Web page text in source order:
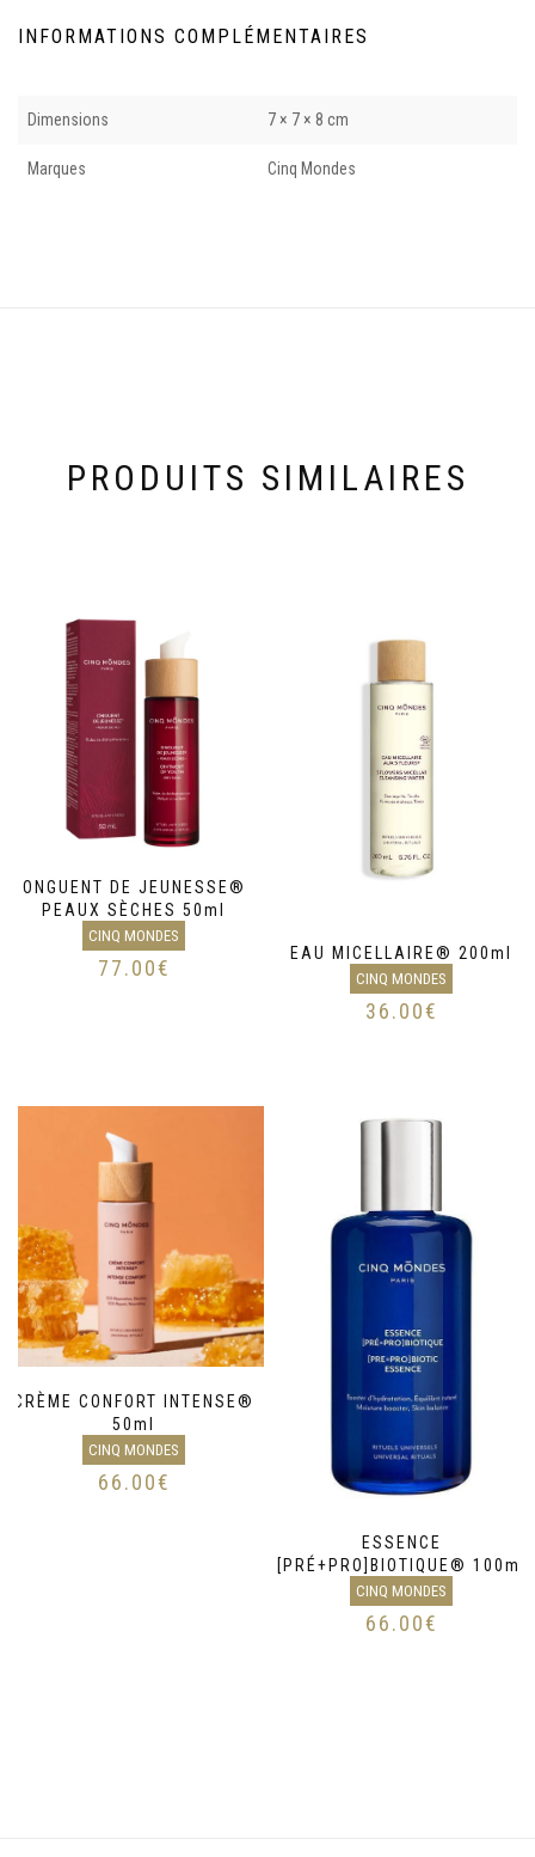
INFORMATIONS COMPLÉMENTAIRES
Dimensions 7 × 7 × 8 cm
Marques Cinq Mondes
PRODUITS SIMILAIRES
ONGUENT DE JEUNESSE®
PEAUX SÈCHES 50ml
CINQ MONDES
77.00€
EAU MICELLAIRE® 200ml
CINQ MONDES
36.00€
CRÈME CONFORT INTENSE®
50ml
CINQ MONDES
66.00€
ESSENCE
[PRÉ+PRO]BIOTIQUE® 100ml
CINQ MONDES
66.00€